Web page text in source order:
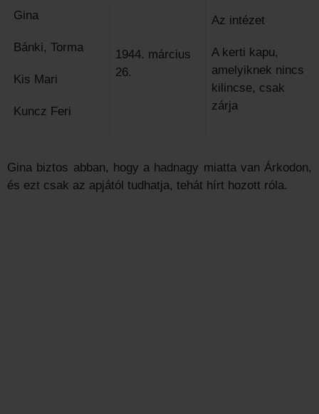
Gina
Bánki, Torma
Kis Mari
Kuncz Feri
1944. március
26.
Az intézet
A kerti kapu,
amelyiknek nincs
kilincse, csak
zárja
Gina biztos abban, hogy a hadnagy miatta van Árkodon,
és ezt csak az apjától tudhatja, tehát hírt hozott róla.